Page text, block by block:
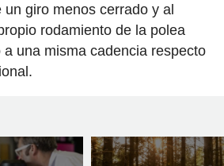
giro menos cerrado y al
rodamiento de la polea
una misma cadencia respecto